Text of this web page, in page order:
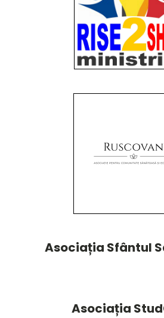
Asociația Sfântul
Asociația